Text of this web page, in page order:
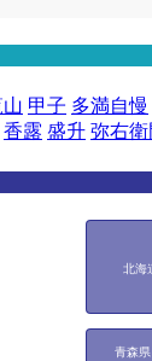
甲子 多満自慢
香露 盛升 弥右衛
北海
青森県